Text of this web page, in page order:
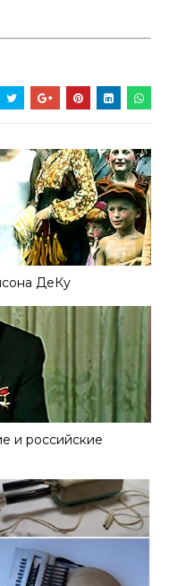
ДеКу
и российские